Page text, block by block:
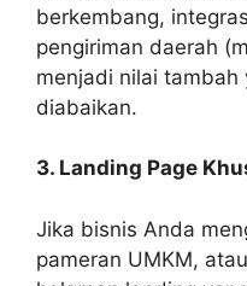
berkembang,
pengiriman daerah
menjadi nilai tambah
diabaikan.
3. Landing Page
Jika bisnis Anda
pameran UMKM,